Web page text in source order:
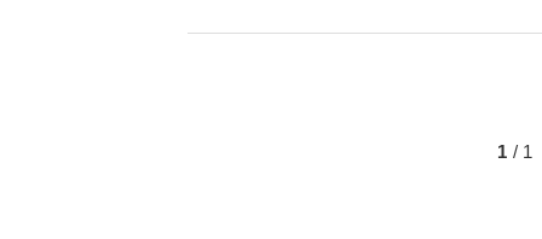
1 / 1